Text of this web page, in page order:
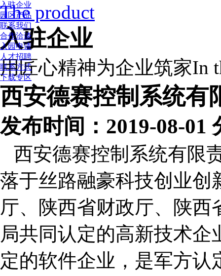
入驻企业
园区产品
联系我们
合作洽谈
入园申请
人才招聘
联系方式
下载专区
The product
入驻企业
用匠心精神为企业筑家In
西安德赛控制系统有
发布时间：2019-08-01
西安德赛控制系统有限
落于丝路融豪科技创业创
厅、陕西省财政厅、陕
局共同认定的高新技术
定的软件企业，是军方